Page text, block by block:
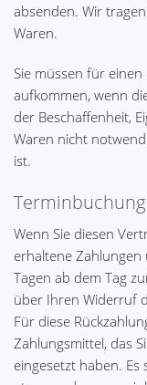
absenden. Wir
Waren.
Sie müssen für
aufkommen, wenn
der Beschaffenheit,
Waren nicht
ist.
Terminbuchung
Wenn Sie diesen
erhaltene
Tagen ab dem Tag
über Ihren Widerruf
Für diese
Zahlungsmittel, das
eingesetzt haben.